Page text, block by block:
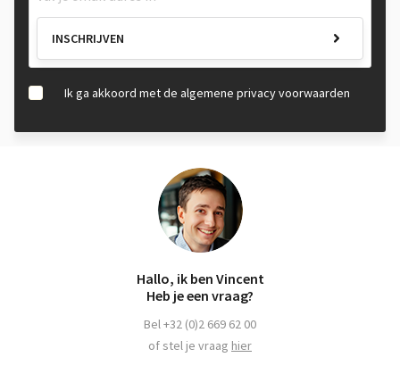
INSCHRIJVEN
Ik ga akkoord met de algemene privacy voorwaarden
Hallo, ik ben Vincent
Heb je een vraag?
Bel +32 (0)2 669 62 00
of stel je vraag hier